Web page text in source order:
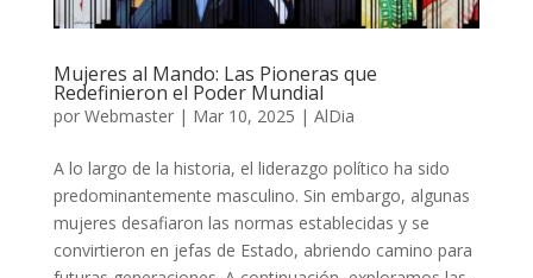
Mujeres al Mando: Las Pioneras que
Redefinieron el Poder Mundial
por Webmaster| Mar 10, 2025 | AlDia
A lo largo de la historia, el liderazgo político ha sido
predominantemente masculino. Sin embargo, algunas
mujeres desafiaron las normas establecidas y se
convirtieron en jefas de Estado, abriendo camino para